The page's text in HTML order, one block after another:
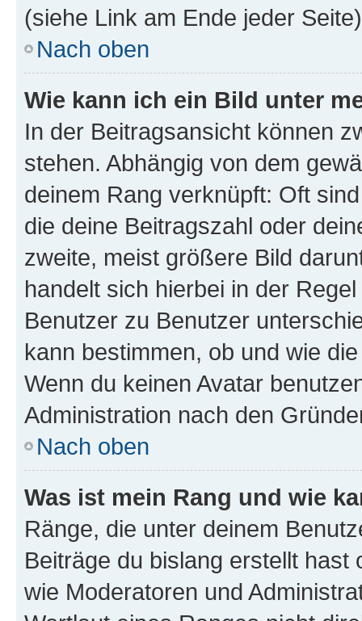
(siehe Link am Ende jeder
Nach oben
Wie kann ich ein Bild unter
In der Beitragsansicht können
stehen. Abhängig von dem
deinem Rang verknüpft: Oft
die deine Beitragszahl oder
zweite, meist größere Bild
handelt sich hierbei in der
Benutzer zu Benutzer
kann bestimmen, ob und wie
Wenn du keinen Avatar
Administration nach den
Nach oben
Was ist mein Rang und wie
Ränge, die unter deinem
Beiträge du bislang erstellt
wie Moderatoren und